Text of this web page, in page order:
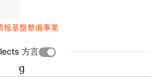
報基盤整備事業
方言
ɡ